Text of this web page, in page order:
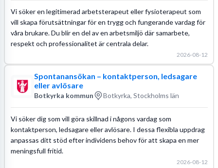
Vi söker en legitimerad arbetsterapeut eller fysioterapeut som
vill skapa förutsättningar för en trygg och fungerande vardag för
våra brukare. Du blir en del av en arbetsmiljö där samarbete,
respekt och professionalitet är centrala delar.
2026-08-12
Spontanansökan – kontaktperson, ledsagare
eller avlösare
Botkyrka kommun Botkyrka, Stockholms län
Vi söker dig som vill göra skillnad i någons vardag som
kontaktperson, ledsagare eller avlösare. I dessa flexibla uppdrag
anpassas ditt stöd efter individens behov för att skapa en mer
meningsfull fritid.
2026-08-12